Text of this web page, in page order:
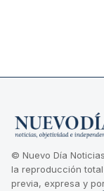
© Nuevo Día
la reproducción
previa, expresa y